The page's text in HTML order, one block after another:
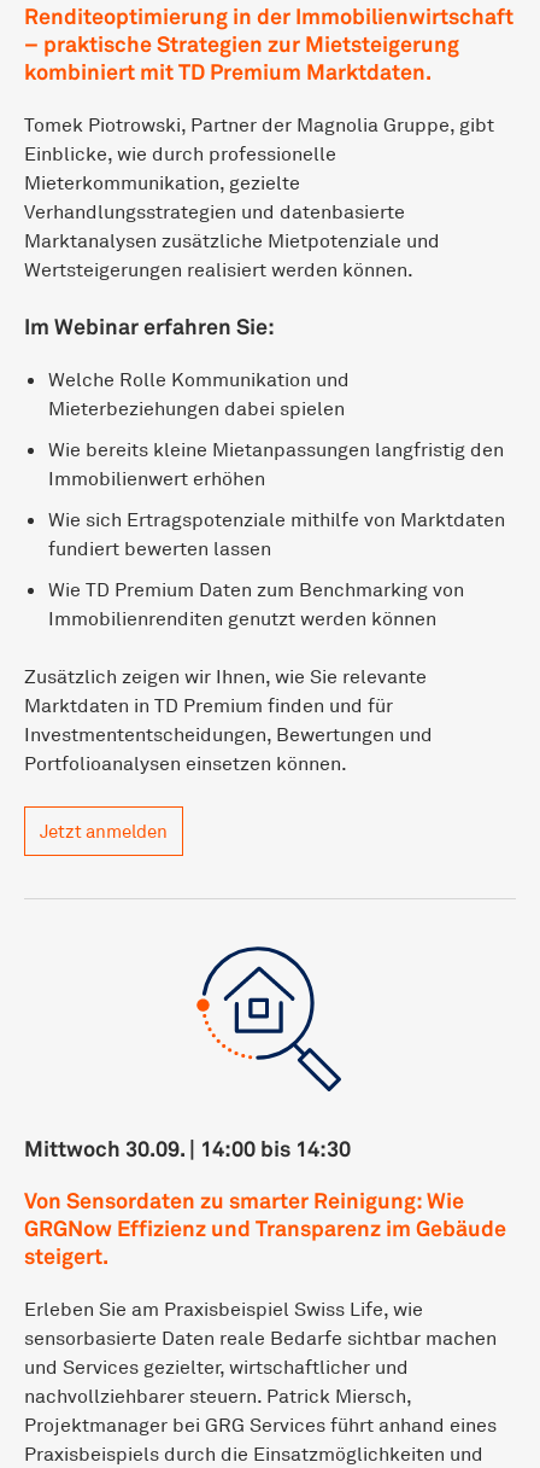
Renditeoptimierung in der Immobilienwirtschaft
– praktische Strategien zur Mietsteigerung
kombiniert mit TD Premium Marktdaten.
Tomek Piotrowski, Partner der Magnolia Gruppe, gibt
Einblicke, wie durch professionelle
Mieterkommunikation, gezielte
Verhandlungsstrategien und datenbasierte
Marktanalysen zusätzliche Mietpotenziale und
Wertsteigerungen realisiert werden können.
Im Webinar erfahren Sie:
Welche Rolle Kommunikation und
Mieterbeziehungen dabei spielen
Wie bereits kleine Mietanpassungen langfristig den
Immobilienwert erhöhen
Wie sich Ertragspotenziale mithilfe von Marktdaten
fundiert bewerten lassen
Wie TD Premium Daten zum Benchmarking von
Immobilienrenditen genutzt werden können
Zusätzlich zeigen wir Ihnen, wie Sie relevante
Marktdaten in TD Premium finden und für
Investmententscheidungen, Bewertungen und
Portfolioanalysen einsetzen können.
Jetzt anmelden
Mittwoch 30.09. | 14:00 bis 14:30
Von Sensordaten zu smarter Reinigung: Wie
GRGNow Effizienz und Transparenz im Gebäude
steigert.
Erleben Sie am Praxisbeispiel Swiss Life, wie
sensorbasierte Daten reale Bedarfe sichtbar machen
und Services gezielter, wirtschaftlicher und
nachvollziehbarer steuern. Patrick Miersch,
Projektmanager bei GRG Services führt anhand eines
Praxisbeispiels durch die Einsatzmöglichkeiten und